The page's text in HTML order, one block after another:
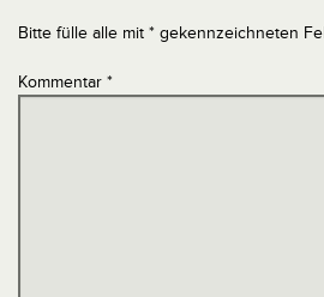
Bitte fülle alle mit * gekennzeichneten
Kommentar *